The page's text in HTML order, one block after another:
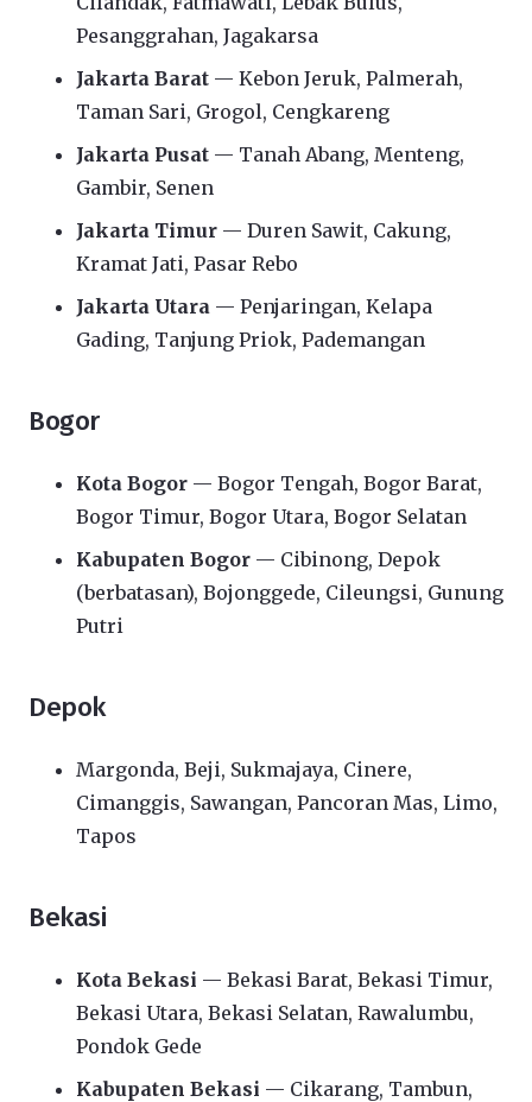
Pesanggrahan, Jagakarsa
Jakarta Barat — Kebon Jeruk, Palmerah,
Taman Sari, Grogol, Cengkareng
Jakarta Pusat — Tanah Abang, Menteng,
Gambir, Senen
Jakarta Timur — Duren Sawit, Cakung,
Kramat Jati, Pasar Rebo
Jakarta Utara — Penjaringan, Kelapa
Gading, Tanjung Priok, Pademangan
Bogor
Kota Bogor — Bogor Tengah, Bogor Barat,
Bogor Timur, Bogor Utara, Bogor Selatan
Kabupaten Bogor — Cibinong, Depok
(berbatasan), Bojonggede, Cileungsi, Gunung
Putri
Depok
Margonda, Beji, Sukmajaya, Cinere,
Cimanggis, Sawangan, Pancoran Mas, Limo,
Tapos
Bekasi
Kota Bekasi — Bekasi Barat, Bekasi Timur,
Bekasi Utara, Bekasi Selatan, Rawalumbu,
Pondok Gede
Kabupaten Bekasi — Cikarang, Tambun,